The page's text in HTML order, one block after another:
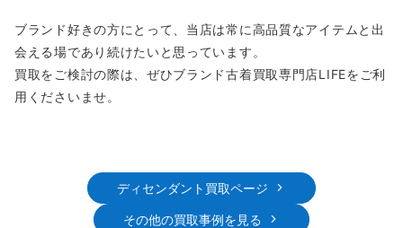
ブランド好きの方にとって、当店は常に高品質なアイテムと出
会える場であり続けたいと思っています。
買取をご検討の際は、ぜひブランド古着買取専門店LIFEをご利
用くださいませ。
ディセンダント買取ページ
その他の買取事例を見る